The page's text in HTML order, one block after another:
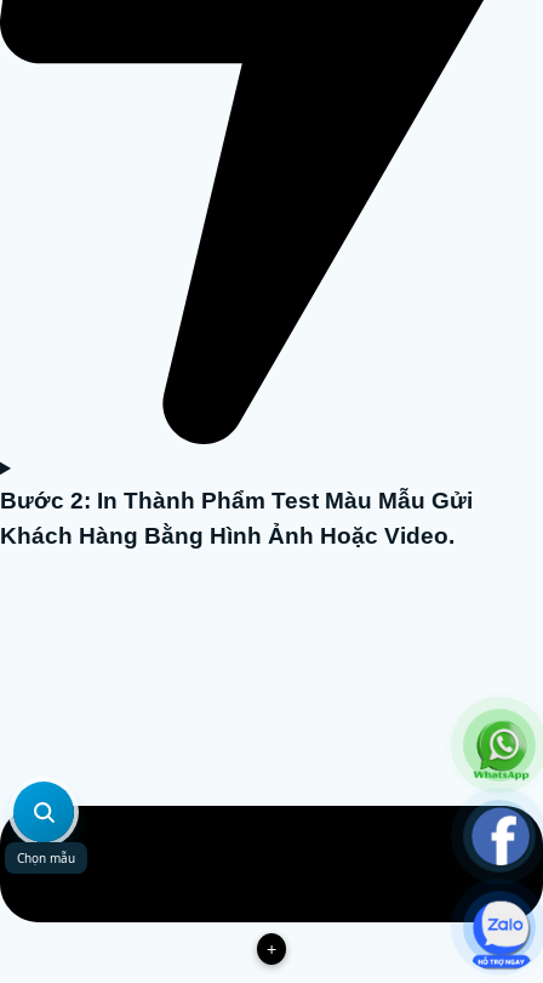
Bước 2: In Thành Phẩm Test Màu Mẫu Gửi
Khách Hàng Bằng Hình Ảnh Hoặc Video.
+
Chọn mẫu